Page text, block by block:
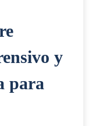
y
para